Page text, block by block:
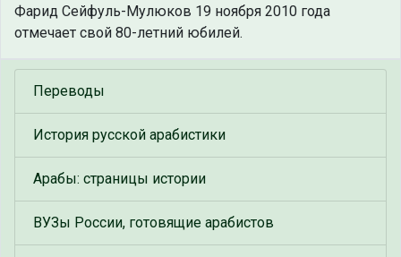
Фарид Сейфуль-Мулюков 19 ноября 2010 года
отмечает свой 80-летний юбилей.
Переводы
История русской арабистики
Арабы: страницы истории
ВУЗы России, готовящие арабистов